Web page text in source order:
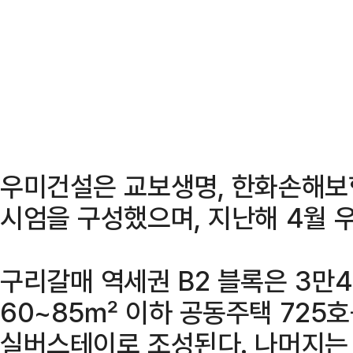
우미건설은 교보생명, 한화손해
시엄을 구성했으며, 지난해 4월
구리갈매 역세권 B2 블록은 3
60~85㎡ 이하 공동주택 725
실버스테이로 조성된다. 나머지